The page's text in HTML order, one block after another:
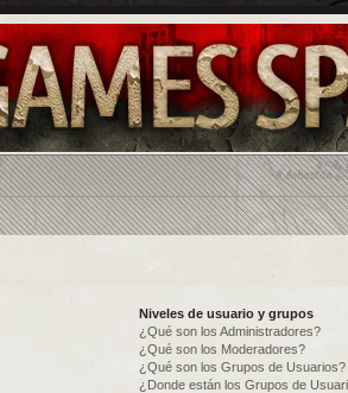
Niveles de usuario y grupos
¿Qué son los Administradores?
¿Qué son los Moderadores?
¿Qué son los Grupos de Usuarios?
¿Donde están los Grupos de